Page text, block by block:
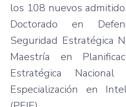
los 108 nuevos
Doctorado en
Seguridad Estratégica
Maestría en
Estratégica
Especialización en